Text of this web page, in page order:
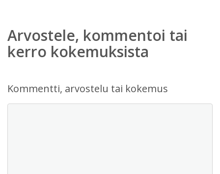
Arvostele, kommentoi tai
kerro kokemuksista
Kommentti, arvostelu tai kokemus